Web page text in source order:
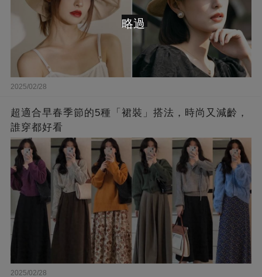
2025/02/28
超適合早春季節的5種「裙裝」搭法，時尚又減齡，
誰穿都好看
2025/02/28
略過